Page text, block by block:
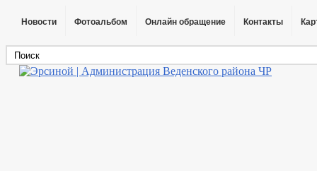
Новости Фотоальбом Онлайн обращение Контакты